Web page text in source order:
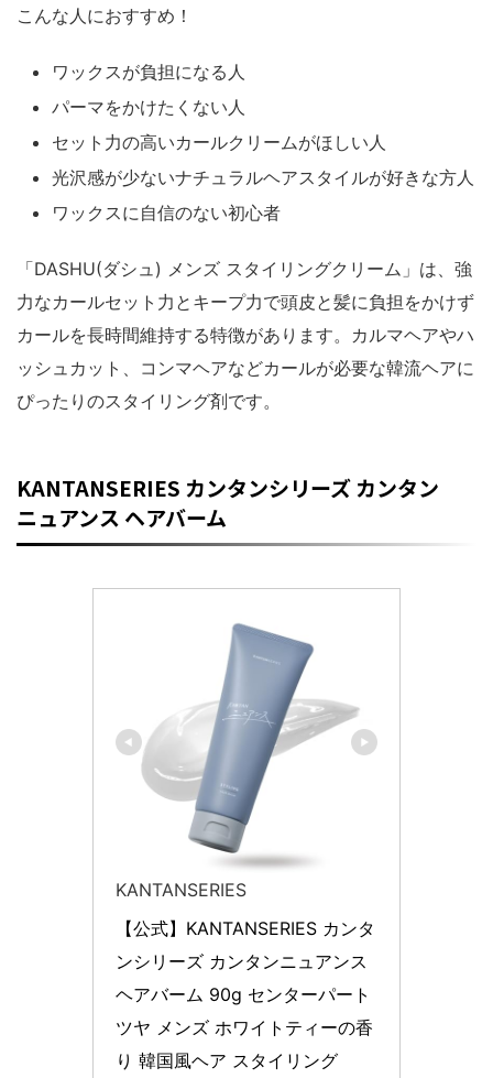
こんな人におすすめ！
ワックスが負担になる人
パーマをかけたくない人
セット力の高いカールクリームがほしい人
光沢感が少ないナチュラルヘアスタイルが好きな方人
ワックスに自信のない初心者
「DASHU(ダシュ) メンズ スタイリングクリーム」は、強
力なカールセット力とキープ力で頭皮と髪に負担をかけず
カールを長時間維持する特徴があります。カルマヘアやハ
ッシュカット、コンマヘアなどカールが必要な韓流ヘアに
ぴったりのスタイリング剤です。
KANTANSERIES カンタンシリーズ カンタン
ニュアンス ヘアバーム
KANTANSERIES
【公式】KANTANSERIES カンタ
ンシリーズ カンタンニュアンス
ヘアバーム 90g センターパート
ツヤ メンズ ホワイトティーの香
り 韓国風ヘア スタイリング